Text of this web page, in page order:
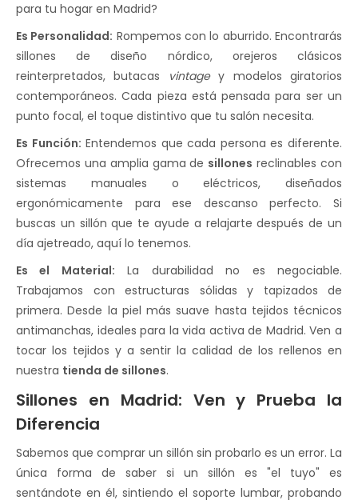
para tu hogar en Madrid?
Es Personalidad: Rompemos con lo aburrido. Encontrarás
sillones de diseño nórdico, orejeros clásicos
reinterpretados, butacas
vintagey modelos giratorios
contemporáneos. Cada pieza está pensada para ser un
punto focal, el toque distintivo que tu salón necesita.
Es Función: Entendemos que cada persona es diferente.
Ofrecemos una amplia gama de sillones reclinables con
sistemas manuales o eléctricos, diseñados
ergonómicamente para ese descanso perfecto. Si
buscas un sillón que te ayude a relajarte después de un
día ajetreado, aquí lo tenemos.
Es el Material: La durabilidad no es negociable.
Trabajamos con estructuras sólidas y tapizados de
primera. Desde la piel más suave hasta tejidos técnicos
antimanchas, ideales para la vida activa de Madrid. Ven a
tocar los tejidos y a sentir la calidad de los rellenos en
nuestra tienda de sillones.
Sillones en Madrid: Ven y Prueba la
Diferencia
Sabemos que comprar un sillón sin probarlo es un error. La
única forma de saber si un sillón es "el tuyo" es
sentándote en él, sintiendo el soporte lumbar, probando